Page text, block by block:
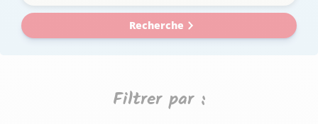
Recherche
Filtrer par :